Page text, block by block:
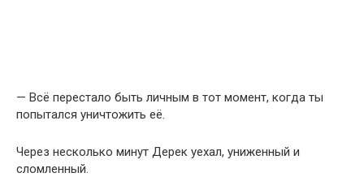
— Всё перестало быть личным в тот момент, когда ты
попытался уничтожить её.
Через несколько минут Дерек уехал, униженный и
сломленный.